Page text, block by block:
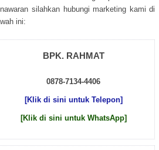
sіlаhkаn hubungі mаrkеtіng kаmі dі
іnі:
BPK. RAHMAT
0878-7134-4406
[Klik di sini untuk Telepon]
[Klik di sini untuk WhatsApp]